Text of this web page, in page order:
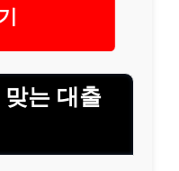
는 대출